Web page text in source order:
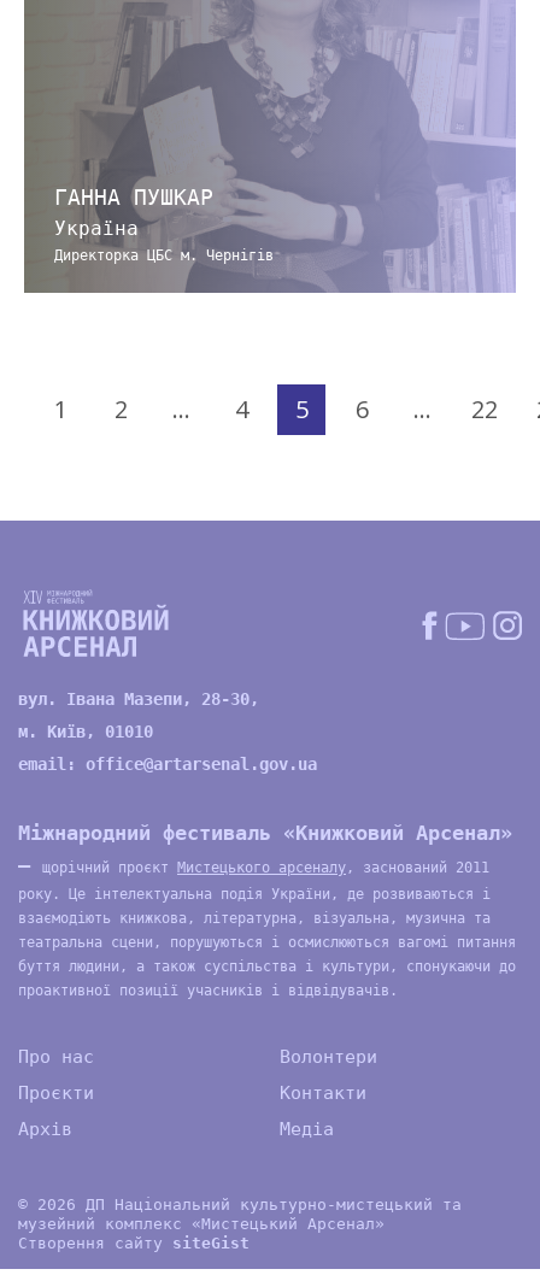
ГАННА ПУШКАР
Україна
Директорка ЦБС м. Чернігів
1 2 … 4 5 6 … 22
вул. Івана Мазепи, 28-30,
м. Київ, 01010
email: office@artarsenal.gov.ua
Міжнародний фестиваль «Книжковий Арсенал»
—
щорічний проєкт Мистецького арсеналу , заснований 2011
року. Це інтелектуальна подія України, де розвиваються і
взаємодіють книжкова, літературна, візуальна, музична та
театральна сцени, порушуються і осмислюються вагомі питання
буття людини, а також суспільства і культури, спонукаючи до
проактивної позиції учасників і відвідувачів.
Про нас
Проєкти
Архів
Волонтери
Контакти
Медіа
© 2026 ДП Національний культурно-мистецький та
музейний комплекс «Мистецький Арсенал»
Створення сайту siteGist